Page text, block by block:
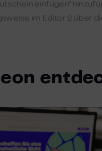
einfügen”
im Editor 2 über